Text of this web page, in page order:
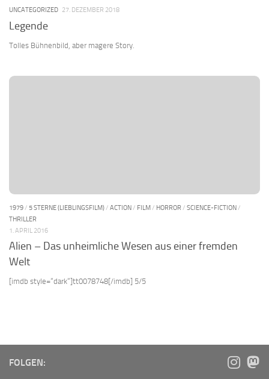
UNCATEGORIZED 27. DEZEMBER 2018
Legende
Tolles Bühnenbild, aber magere Story.
1979 / 5 STERNE (LIEBLINGSFILM) / ACTION / FILM / HORROR / SCIENCE-FICTION /
THRILLER
1. APRIL 2016
Alien – Das unheimliche Wesen aus einer fremden
Welt
[imdb style=“dark“]tt0078748[/imdb] 5/5
FOLGEN: